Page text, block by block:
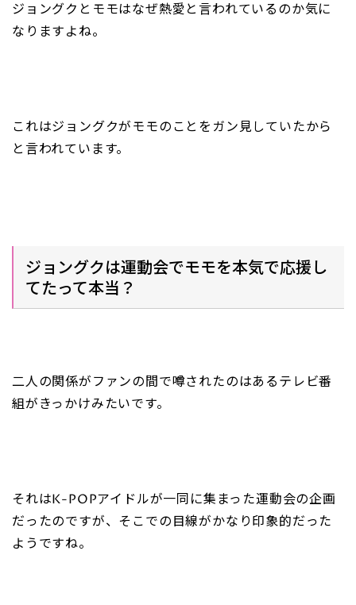
ジョングクとモモはなぜ熱愛と言われているのか気に
なりますよね。
これはジョングクがモモのことをガン見していたから
と言われています。
ジョングクは運動会でモモを本気で応援し
てたって本当？
二人の関係がファンの間で噂されたのはあるテレビ番
組がきっかけみたいです。
それはK-POPアイドルが一同に集まった運動会の企画
だったのですが、そこでの目線がかなり印象的だった
ようですね。